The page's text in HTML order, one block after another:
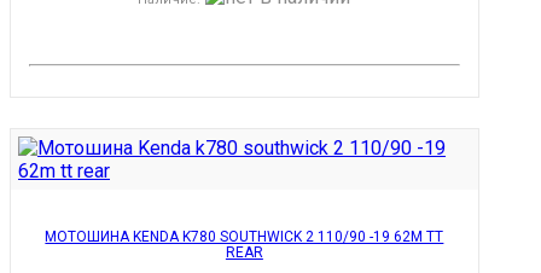
МОТОШИНА KENDA K780 SOUTHWICK 2 110/90 -19 62M TT
REAR